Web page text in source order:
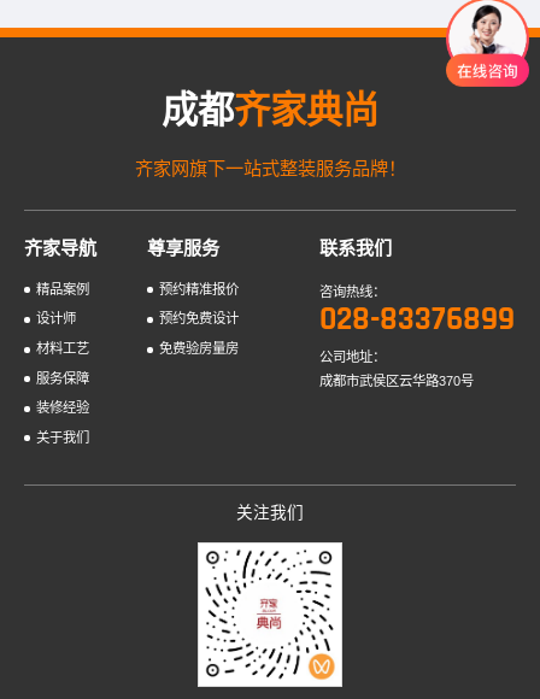
成都齐家典尚
齐家网旗下一站式整装服务品牌！
齐家导航
精品案例
设计师
材料工艺
服务保障
装修经验
关于我们
尊享服务
预约精准报价
预约免费设计
免费验房量房
联系我们
咨询热线：
028-83376899
公司地址：
成都市武侯区云华路370号
关注我们